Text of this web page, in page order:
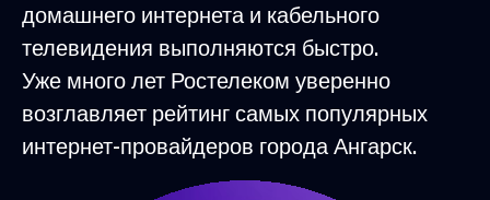
домашнего интернета и кабельного
телевидения выполняются быстро.
Уже много лет Ростелеком уверенно
возглавляет рейтинг самых популярных
интернет-провайдеров города Ангарск.